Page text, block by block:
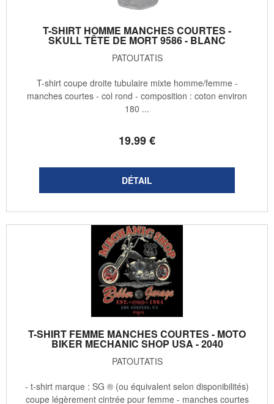
T-SHIRT HOMME MANCHES COURTES -
SKULL TÊTE DE MORT 9586 - BLANC
PATOUTATIS
19.99€
T-shirt coupe droite tubulaire mixte homme/femme -
manches courtes - col rond - composition : coton environ
180 ...
T-SHIRT FEMME MANCHES COURTES - MOTO
BIKER MECHANIC SHOP USA - 2040
PATOUTATIS
- t-shirt marque : SG ® (ou équivalent selon disponibilités)
coupe légèrement cintrée pour femme - manches courtes